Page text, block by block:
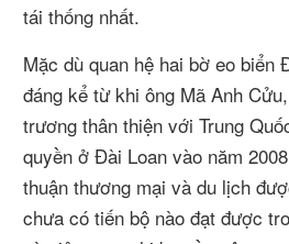
tái thống nhất.
Mặc dù quan hệ hai bờ eo biển
đáng kể từ khi ông Mã Anh
trương thân thiện với Trung
quyền ở Đài Loan vào năm
thuận thương mại và du lịch
chưa có tiến bộ nào đạt được